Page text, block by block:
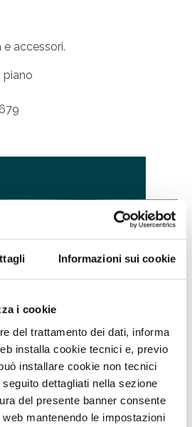
Informazioni sui cookie
i cookie
del trattamento dei dati, informa
installa cookie tecnici e, previo
installare cookie non tecnici
dettagliati nella sezione
del presente banner consente
mantenendo le impostazioni
accessori.
piano